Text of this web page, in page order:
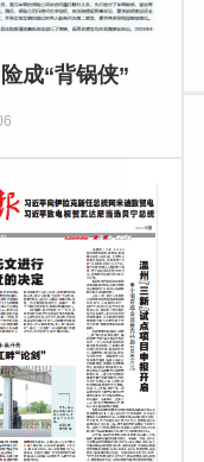
成“背锅侠”